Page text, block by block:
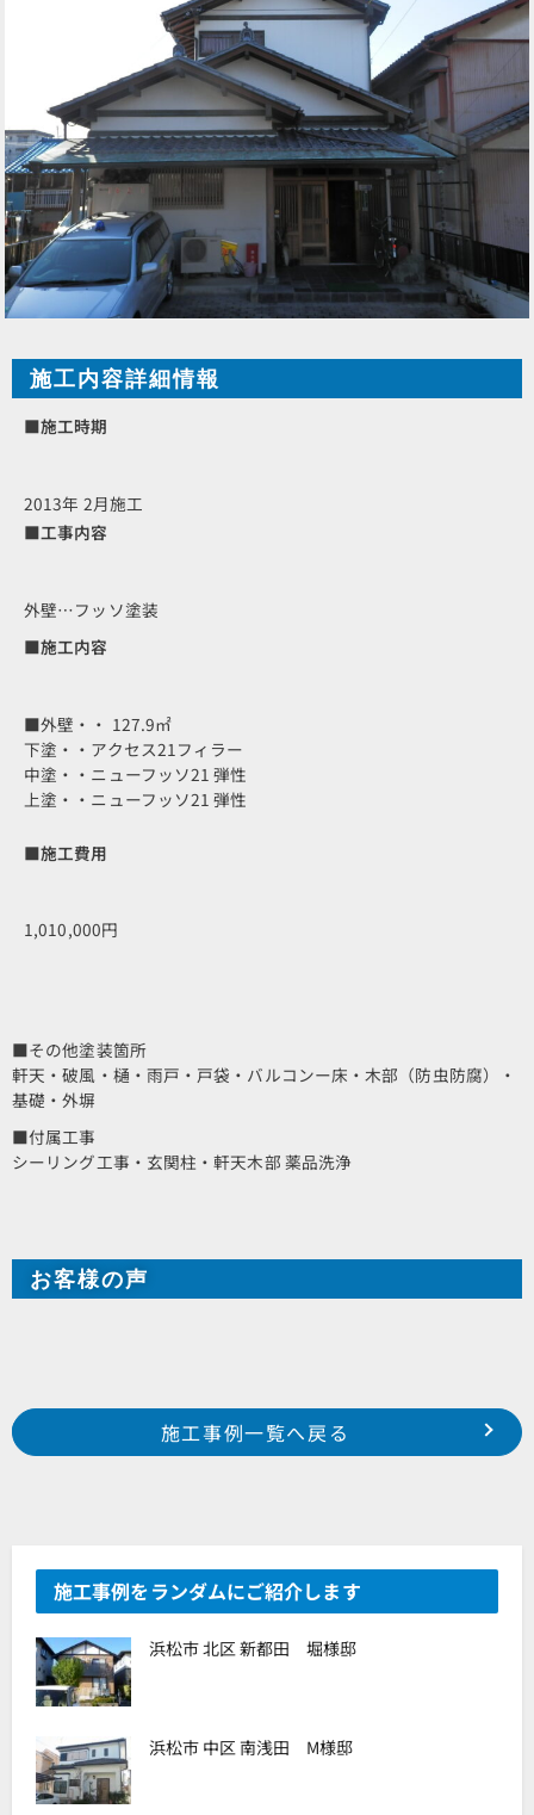
施工内容詳細情報
■施工時期
2013年 2月施工
■工事内容
外壁…フッソ塗装
■施工内容
■外壁・・ 127.9㎡
下塗・・アクセス21フィラー
中塗・・ニューフッソ21 弾性
上塗・・ニューフッソ21 弾性
■施工費用
1,010,000円
■その他塗装箇所
軒天・破風・樋・雨戸・戸袋・バルコンー床・木部（防虫防腐）・
基礎・外塀
■付属工事
シーリング工事・玄関柱・軒天木部 薬品洗浄
お客様の声
Prev
浜松市 中区 葵東町 某店舗様
磐田市 川袋 平澤様邸
施工事例一覧へ戻る
施工事例をランダムにご紹介します
浜松市 北区 新都田 堀様邸
浜松市 中区 南浅田 M様邸